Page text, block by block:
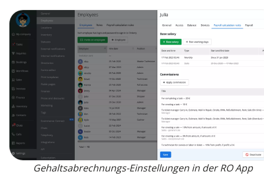
Gehaltsabrechnungs-Einstellungen in der RO App